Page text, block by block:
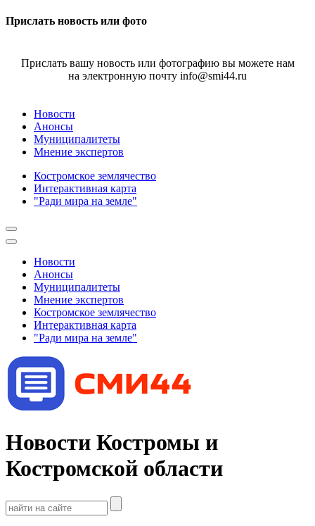
Прислать новость или фото
Прислать вашу новость или фотографию вы можете нам
на электронную почту info@smi44.ru
Новости
Анонсы
Муниципалитеты
Мнение экспертов
Костромское землячество
Интерактивная карта
"Ради мира на земле"
Новости
Анонсы
Муниципалитеты
Мнение экспертов
Костромское землячество
Интерактивная карта
"Ради мира на земле"
Новости Костромы и
Костромской области